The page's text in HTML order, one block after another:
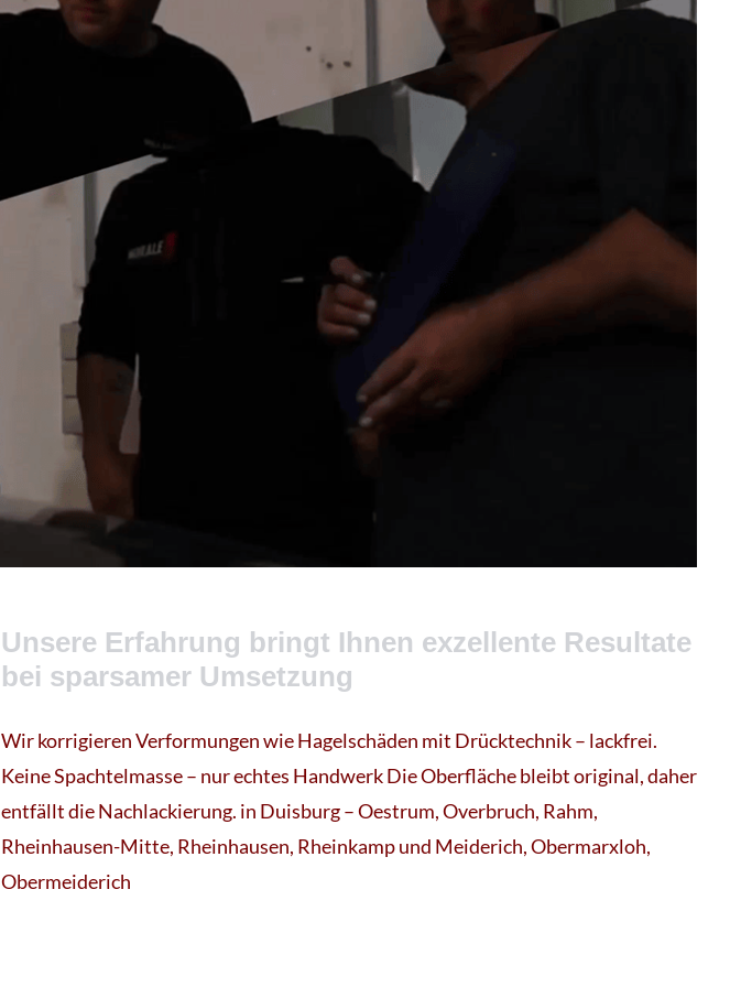
Unsere Erfahrung bringt Ihnen exzellente Resultate
bei sparsamer Umsetzung
Wir korrigieren Verformungen wie Hagelschäden mit Drücktechnik – lackfrei.
Keine Spachtelmasse – nur echtes Handwerk Die Oberfläche bleibt original, daher
entfällt die Nachlackierung. in Duisburg – Oestrum, Overbruch, Rahm,
Rheinhausen-Mitte, Rheinhausen, Rheinkamp und Meiderich, Obermarxloh,
Obermeiderich